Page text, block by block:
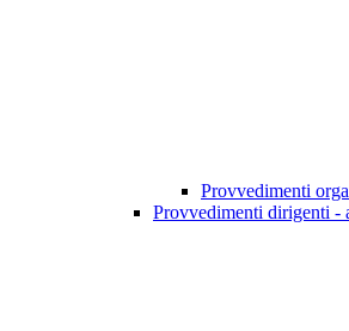
Provvedimenti
Provvedimenti dirigenti -